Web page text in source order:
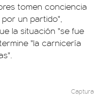
tomen conciencia
un partido",
la situación "se fue
"la carnicería
Captura